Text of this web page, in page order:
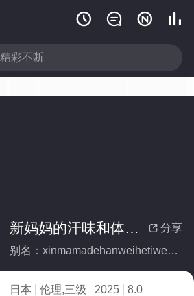
   
 分享
新妈妈的汗味和体味太喜欢了
别名：xinmamadehanweihetiweitaixihuanliao
日本 伦理,三级 2025
8.0